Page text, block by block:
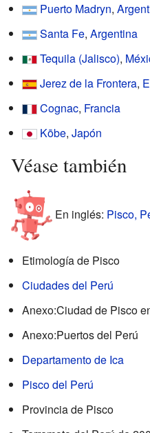
Puerto Madryn,
Santa Fe, Argentina
Tequila (Jalisco),
Jerez de la Frontera,
Cognac, Francia
Kōbe, Japón
Véase también
En inglés: Pisco,
Etimología de Pisco
Ciudades del Perú
Anexo:Ciudad de Pisco
Anexo:Puertos del Perú
Departamento de Ica
Pisco del Perú
Provincia de Pisco